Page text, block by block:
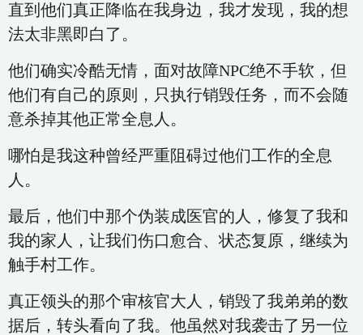
直到他们真正降临在我身边，我才发现，我的想
法太非黑即白了。
他们确实冷酷无情，面对故障NPC绝不手软，但
他们有自己的原则，只执行销毁任务，而不会随
意杀掉其他正常全息人。
哪怕是我这种曾经严重阻碍过他们工作的全息
人。
最后，他们中那个伪装成医官的人，修复了我和
我的家人，让我们伤口愈合、状态复原，继续为
触手村工作。
真正领头的那个审核官大人，销毁了我弟弟的数
据后，转头看向了我。他虽然对我袭击了另一位